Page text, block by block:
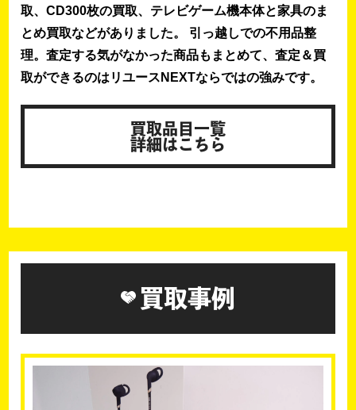
取、CD300枚の買取、テレビゲーム機本体と家具のま
とめ買取などがありました。 引っ越しでの不用品整
理。査定する気がなかった商品もまとめて、査定＆買
取ができるのはリユースNEXTならではの強みです。
買取品目一覧
詳細はこちら
買取事例